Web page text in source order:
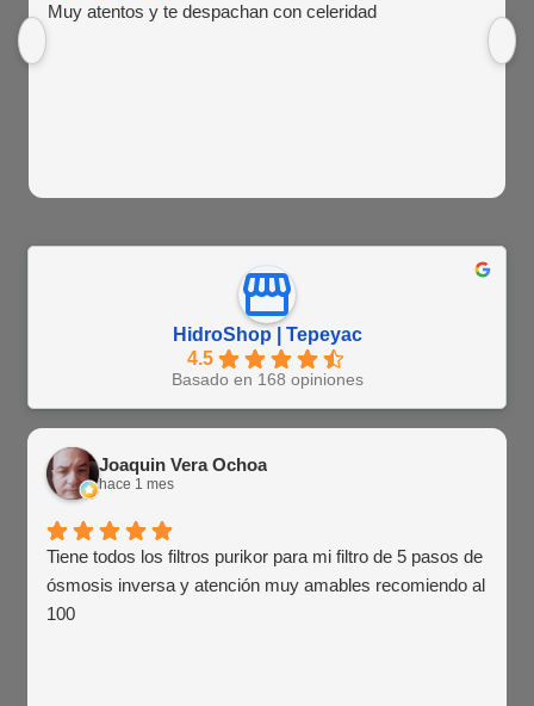
Muy atentos y te despachan con celeridad
HidroShop | Tepeyac
4.5
Basado en 168 opiniones
Joaquin Vera Ochoa
hace 1 mes
Tiene todos los filtros purikor para mi filtro de 5 pasos de
ósmosis inversa y atención muy amables recomiendo al
100